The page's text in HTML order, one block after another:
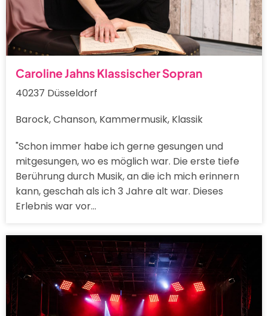
Caroline Jahns Klassischer Sopran
40237 Düsseldorf
Barock, Chanson, Kammermusik, Klassik
"Schon immer habe ich gerne gesungen und
mitgesungen, wo es möglich war. Die erste tiefe
Berührung durch Musik, an die ich mich erinnern
kann, geschah als ich 3 Jahre alt war. Dieses
Erlebnis war vor…